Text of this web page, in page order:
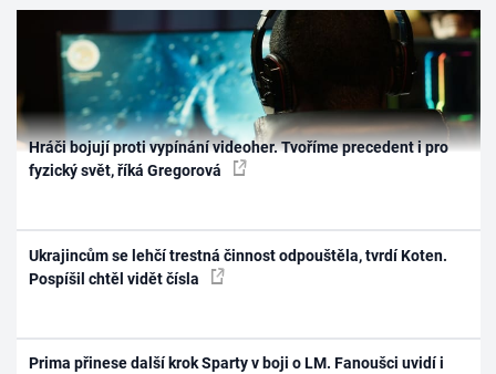
Hráči bojují proti vypínání videoher. Tvoříme precedent i pro
fyzický svět, říká Gregorová
Ukrajincům se lehčí trestná činnost odpouštěla, tvrdí Koten.
Pospíšil chtěl vidět čísla
Prima přinese další krok Sparty v boji o LM. Fanoušci uvidí i